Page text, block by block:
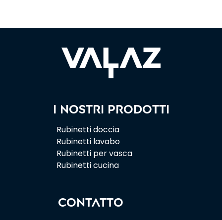
I nostri prodotti
Rubinetti doccia
Rubinetti lavabo
Rubinetti per vasca
Rubinetti cucina
CONTATTO